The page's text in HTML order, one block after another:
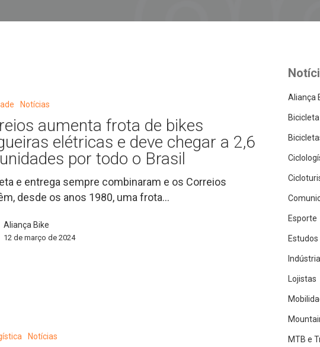
Notícias
aumenta frota de bikes
elétricas e deve chegar a 2,6
por todo o Brasil
e entrega sempre combinaram e os Correios
desde os anos 1980, uma frota…
Aliança Bike
12 de março de 2024
Notícias
Aliança
Esporte
Indústria
Lojistas
MTB e